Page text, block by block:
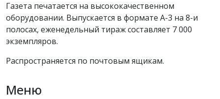
Газета печатается на высококачественном
оборудовании. Выпускается в формате А-3 на 8-и
полосах, еженедельный тираж составляет 7 000
экземпляров.
Распространяется по почтовым ящикам.
Меню